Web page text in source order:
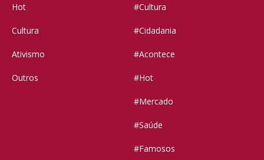
Hot
Cultura
Ativismo
Outros
#Cultura
#Cidadania
#Acontece
#Hot
#Mercado
#Saúde
#Famosos